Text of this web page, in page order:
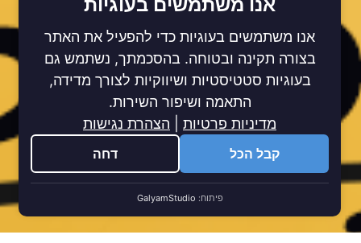
אנו משתמשים בעוגיות כדי להפעיל את האתר
בצורה תקינה ובטוחה. בהסכמתך, נשתמש גם
בעוגיות סטטיסטיות ושיווקיות לצורך מדידה,
התאמה ושיפור השירות.
מדיניות פרטיות| הצהרת נגישות
קבל הכל דחה
פיתוח:GalyamStudio